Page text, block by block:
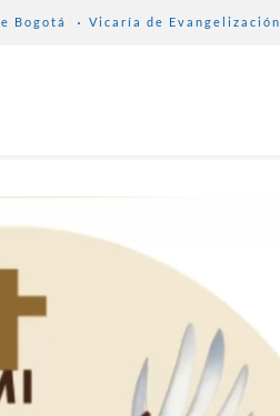
Bogotá Vicaría de Evangelización